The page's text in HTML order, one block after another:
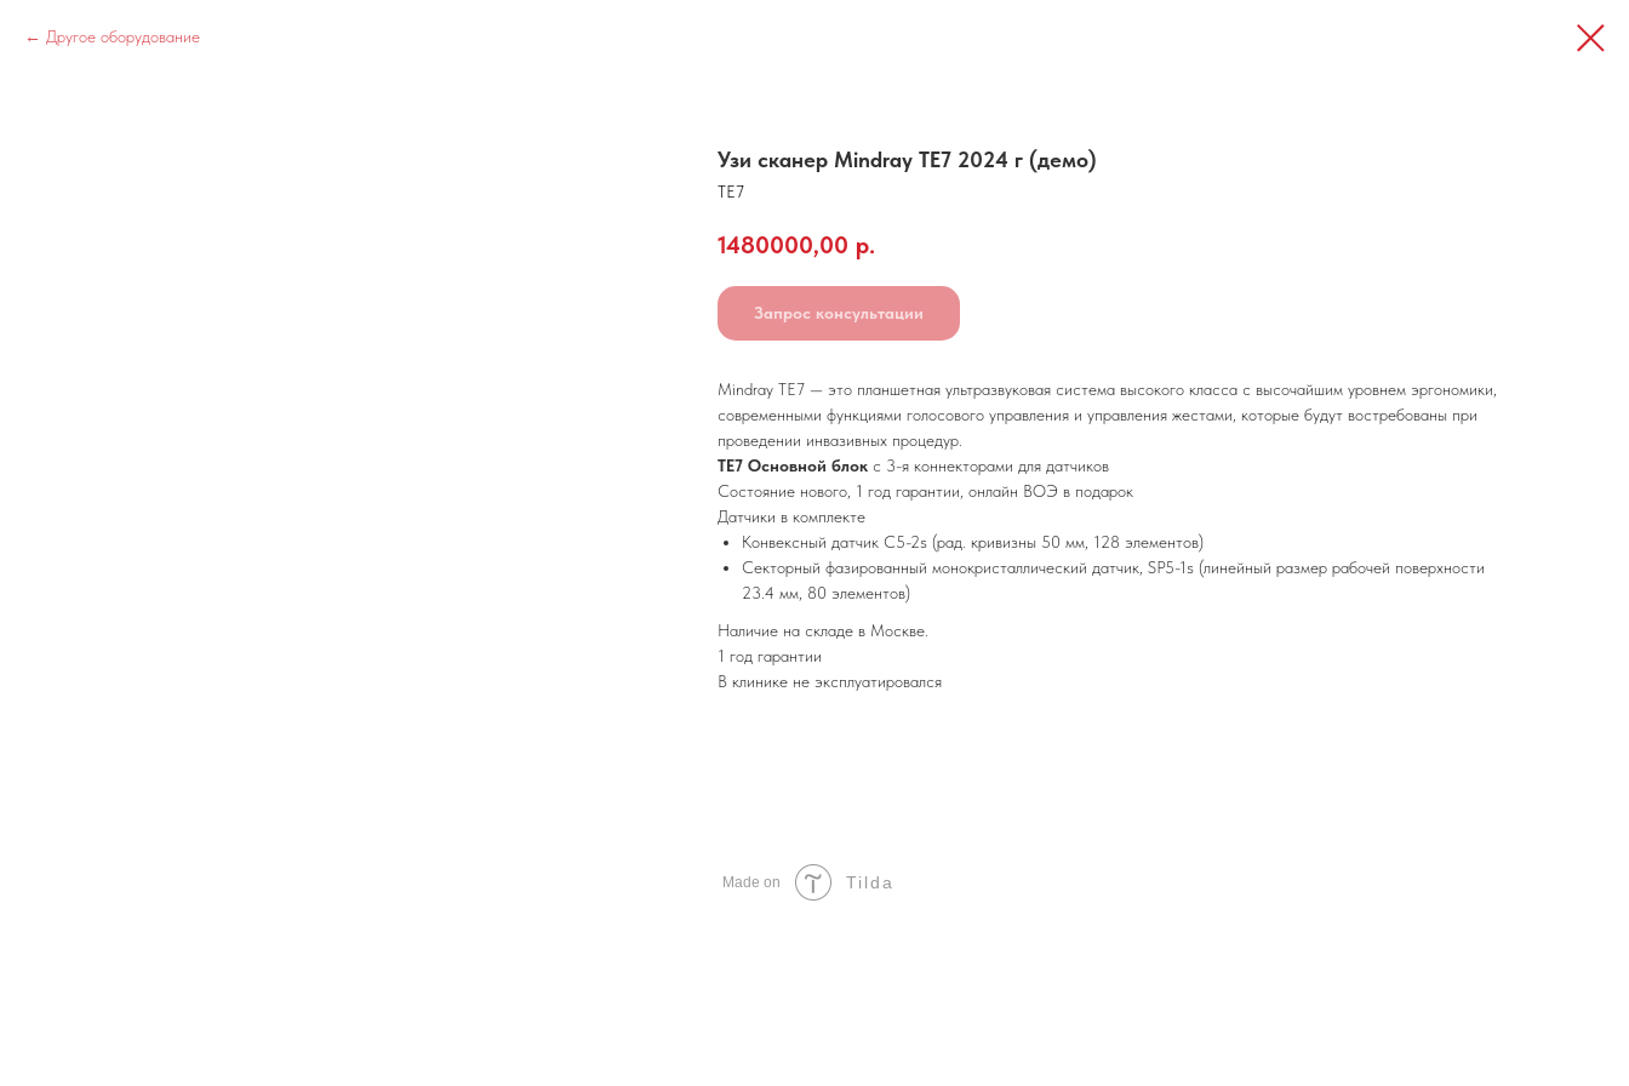
Другое оборудование
Узи сканер Mindray TE7 2024 г (демо)
TE7
1480000,00 р.
Запрос консультации
Mindray TE7 — это планшетная ультразвуковая система высокого класса с высочайшим уровнем эргономики,
современными функциями голосового управления и управления жестами, которые будут востребованы при
проведении инвазивных процедур.
TE7 Основной блок с 3-я коннекторами для датчиков
Состояние нового, 1 год гарантии, онлайн ВОЭ в подарок
Датчики в комплекте
Конвексный датчик С5-2s (рад. кривизны 50 мм, 128 элементов)
Секторный фазированный монокристаллический датчик, SP5-1s (линейный размер рабочей поверхности
23.4 мм, 80 элементов)
Наличие на складе в Москве.
1 год гарантии
В клинике не эксплуатировался
Made on Tilda